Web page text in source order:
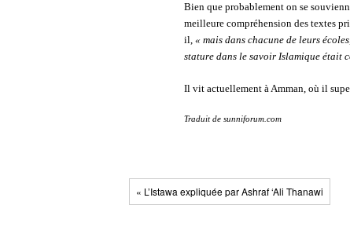
Bien que probablement on se
meilleure compréhension des textes
il, « mais dans chacune de leurs
stature dans le savoir Islamique était
Il vit actuellement à Amman, où il
Traduit de sunniforum.com
« L’Istawa expliquée par Ashraf ‘Ali Thanawi